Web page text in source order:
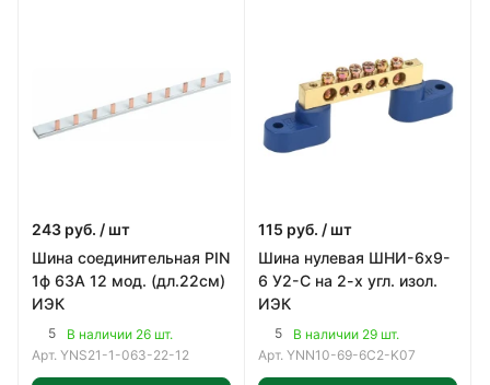
243 руб. / шт
Шина соединительная PIN
1ф 63А 12 мод. (дл.22см)
ИЭК
5
В наличии 26 шт.
Арт. YNS21-1-063-22-12
115 руб. / шт
Шина нулевая ШНИ-6х9-
6 У2-С на 2-х угл. изол.
ИЭК
5
В наличии 29 шт.
Арт. YNN10-69-6C2-K07